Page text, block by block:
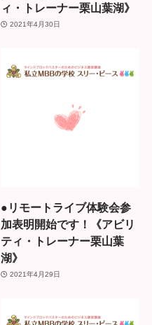
ィ・トレーナー栗山葉湖》
2021年4月30日
●リモートライブ体験会参
加表明開始です！《アビリ
ティ・トレーナー栗山葉
湖》
2021年4月29日